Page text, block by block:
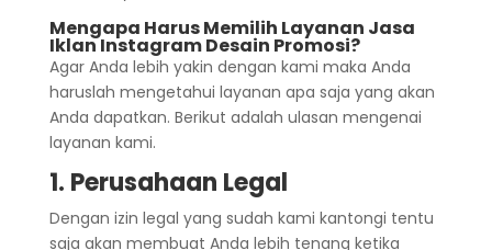
Mengapa Harus Memilih Layanan Jasa
Iklan Instagram Desain Promosi?
Agar Anda lebih yakin dengan kami maka Anda
haruslah mengetahui layanan apa saja yang akan
Anda dapatkan. Berikut adalah ulasan mengenai
layanan kami.
1. Perusahaan Legal
Dengan izin legal yang sudah kami kantongi tentu
saja akan membuat Anda lebih tenang ketika